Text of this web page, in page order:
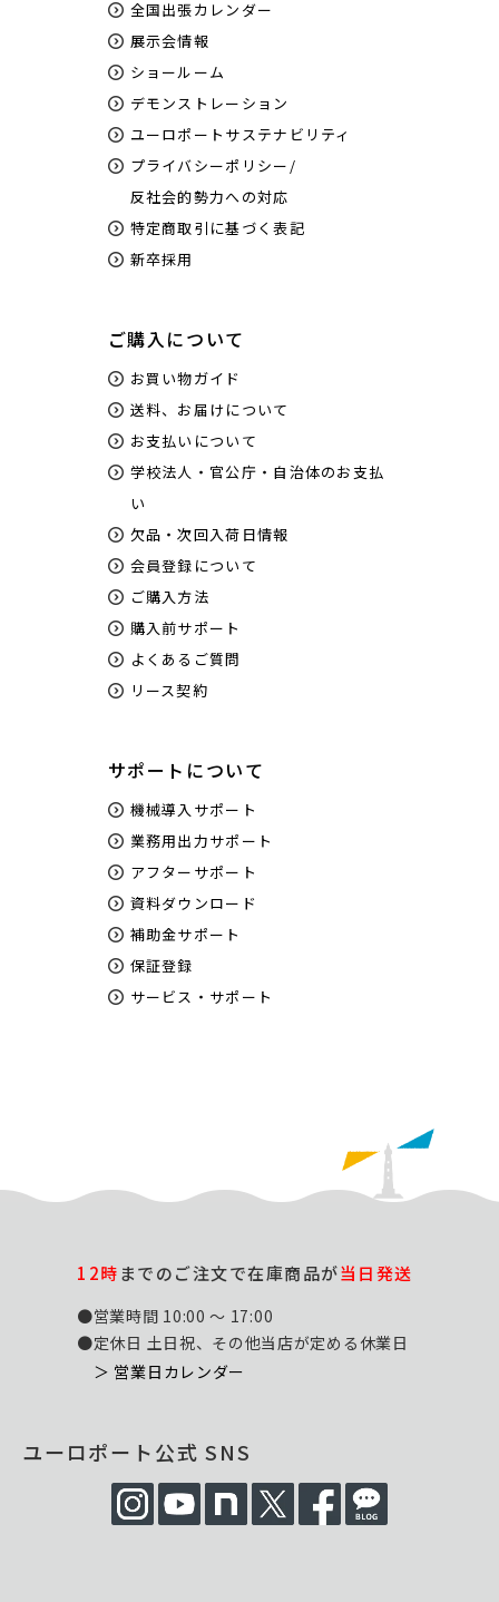
全国出張カレンダー
展示会情報
ショールーム
デモンストレーション
ユーロポートサステナビリティ
プライバシーポリシー/
反社会的勢力への対応
特定商取引に基づく表記
新卒採用
ご購入について
お買い物ガイド
送料、お届けについて
お支払いについて
学校法人・官公庁・自治体のお支払
い
欠品・次回入荷日情報
会員登録について
ご購入方法
購入前サポート
よくあるご質問
リース契約
サポートについて
機械導入サポート
業務用出力サポート
アフターサポート
資料ダウンロード
補助金サポート
保証登録
サービス・サポート
12時までのご注文で在庫商品が当日発送
●営業時間 10:00 ～ 17:00
●定休日 土日祝、その他当店が定める休業日
＞ 営業日カレンダー
ユーロポート公式 SNS